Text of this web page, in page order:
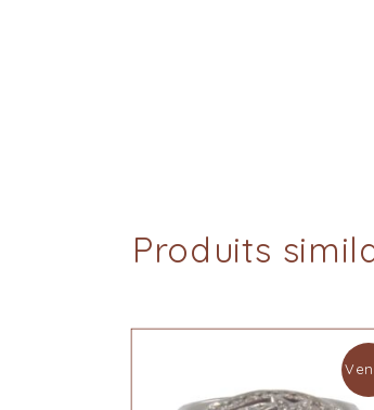
Produits